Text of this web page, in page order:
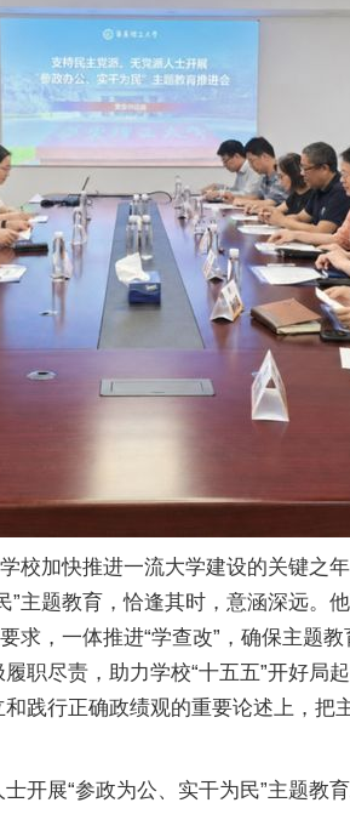
校加快推进一流大学建设的关键之
主题教育，恰逢其时，意涵深远。
求，一体推进“学查改”，确保主题
职尽责，助力学校“十五五”开好局
践行正确政绩观的重要论述上，把
开展“参政为公、实干为民”主题教